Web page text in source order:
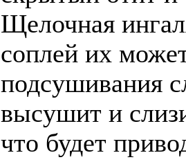
Щелочная
соплей их
подсушивания
высушит и
что будет